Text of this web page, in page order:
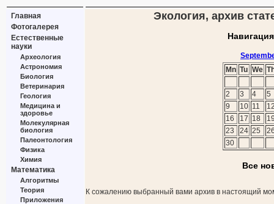
Главная
Фотогалерея
Естественные
науки
Археология
Астрономия
Биология
Ветеринария
Геология
Медицина и
здоровье
Молекулярная
биология
Палеонтология
Физика
Химия
Математика
Алгоритмы
Теория
Приложения
Экология, архив
Mn Tu We
2 3 4
5
9
10 11
16
17 18
23
24 25
30
Все
К сожалению выбранный вами архив в настоящий